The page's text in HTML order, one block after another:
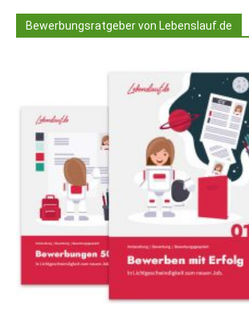
Bewerbungsratgeber von Lebenslauf.de